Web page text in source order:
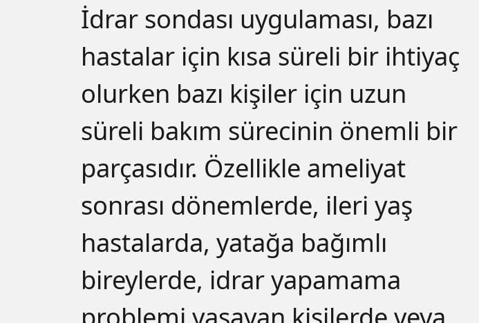
İdrar sondası uygulaması, bazı
hastalar için kısa süreli bir ihtiyaç
olurken bazı kişiler için uzun
süreli bakım sürecinin önemli bir
parçasıdır. Özellikle ameliyat
sonrası dönemlerde, ileri yaş
hastalarda, yatağa bağımlı
bireylerde, idrar yapamama